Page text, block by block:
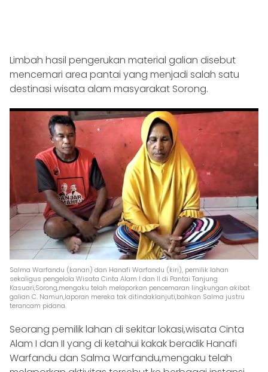
Limbah hasil pengerukan material galian disebut
mencemari area pantai yang menjadi salah satu
destinasi wisata alam masyarakat Sorong.
Salma Warfandu (kanan) dan Hanafi Warfandu (kiri), pemilik lahan
sekaligus pengelola Wisata Cinta Alam I dan II di Pantai Tanjung
Kasuari,Sorong,mengaku telah melaporkan pencemaran lingkungan akibat
galian C. Namun,laporan mereka tak ditindaklanjuti,bahkan Salma justru
terancam pidana.
Seorang pemilik lahan di sekitar lokasi,wisata Cinta
Alam I dan II yang di ketahui kakak beradik Hanafi
Warfandu dan Salma Warfandu,mengaku telah